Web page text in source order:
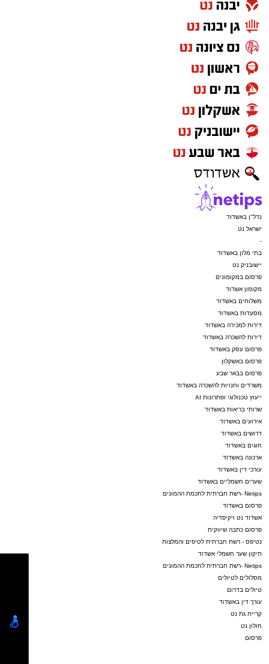
נדל"ן באשדוד
ישראל נט
-
בתי מלון באשדוד
יישובניק נט
פרסום במקומונים
מקומון אשדוד
משלוחים באשדוד
מסעדות באשדוד
דירות למכירה באשדוד
דירות להשכרה באשדוד
פרסום עסק באשדוד
פרסום באשקלון
פרסום בבאר שבע
משרדים וחנויות להשכרה באשדוד
ייעוץ טכנולוגי ופתרונות AI
שרותי בריאות באשדוד
אירועים באשדוד
דרושים באשדוד
חוגים באשדוד
ארנונה באשדוד
עורכי דין באשדוד
שערים חשמליים באשדוד
Netips -רשת חברתית לחכמת ההמונים
פרסום באשדוד
אשדוד נט ויקיפדיה
פרסום כתבה שיווקית
נטיפס - רשת חברתית לטיפים והמלצות
תיקון שער חשמלי אשדוד
Netips -רשת חברתית לחכמת ההמונים
מסלולים לטיולים
טיולים בדרום
עורך דין באשדוד
קריית גת נט
חולון נט
פרסום